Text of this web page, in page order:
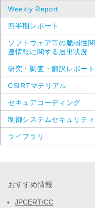
Weekly Report
四半期レポート
ソフトウェア等の脆弱性関
連情報に関する届出状況
研究・調査・翻訳レポート
CSIRTマテリアル
セキュアコーディング
制御システムセキュリティ
ライブラリ
おすすめ情報
JPCERT/CC